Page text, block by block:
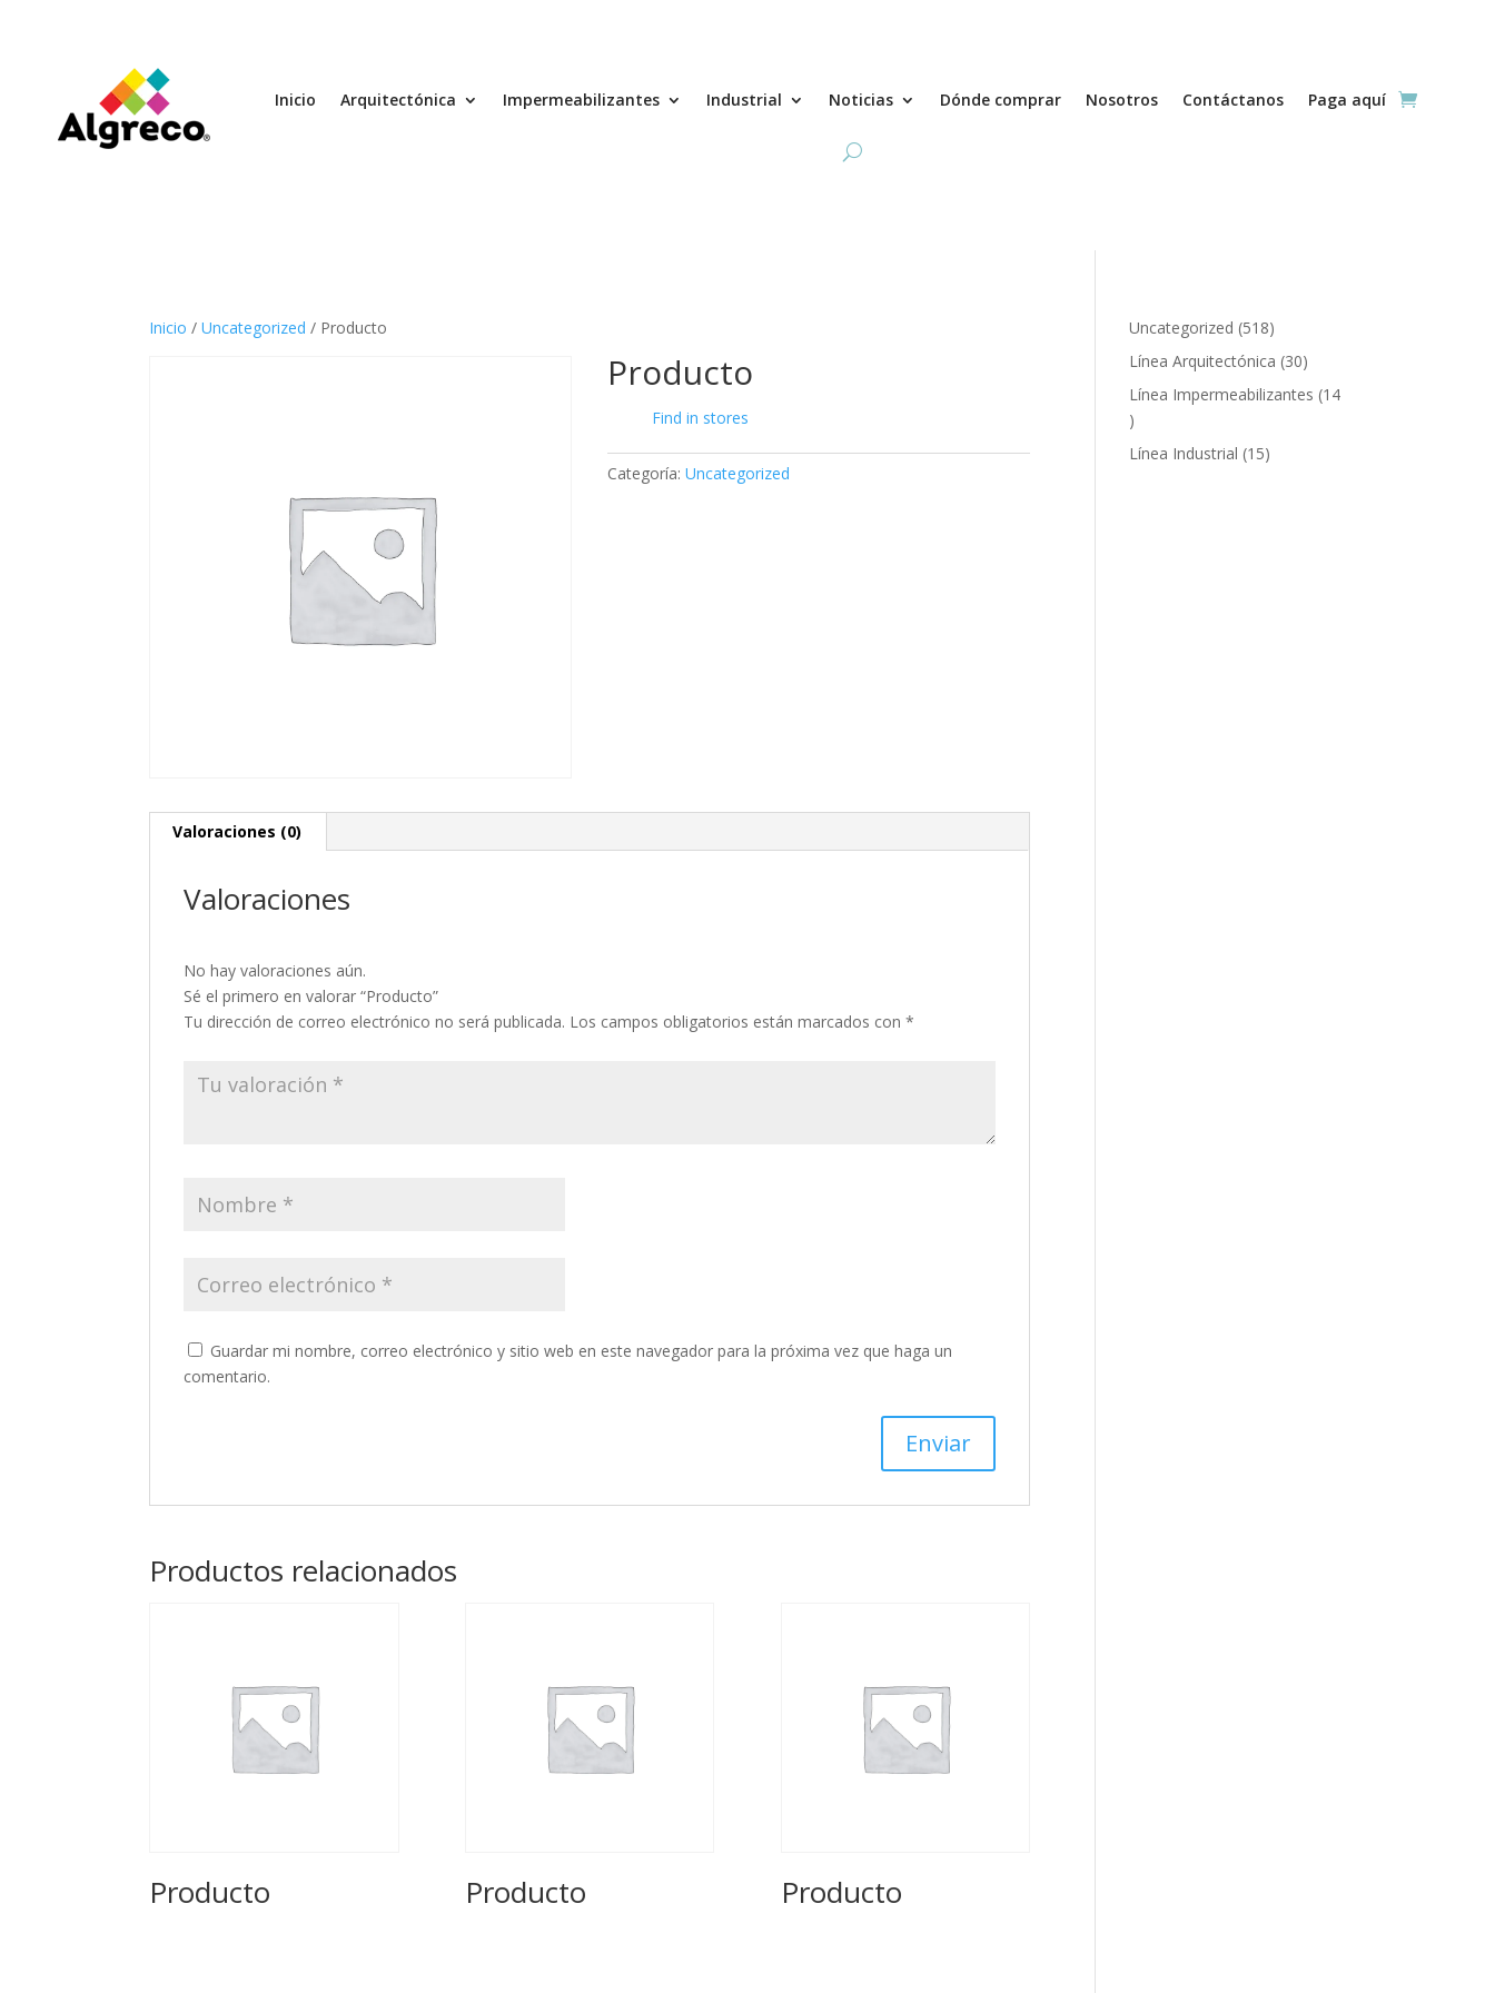
Inicio Arquitectónica Impermeabilizantes Industrial Noticias Dónde comprar Nosotros Contáctanos Paga aquí
Inicio /Uncategorized / Producto
Producto
Find in stores
Categoría:Uncategorized
Valoraciones (0)
Valoraciones
No hay valoraciones aún.
Sé el primero en valorar “Producto”
Tu dirección de correo electrónico no será publicada. Los campos obligatorios están marcados con*
Guardar mi nombre, correo electrónico y sitio web en este navegador para la próxima vez que haga un
comentario.
Productos relacionados
Producto Producto Producto
Uncategorized 518518
productos
Línea Arquitectónica 3030
productos
Línea Impermeabilizantes 14
14
productos
Línea Industrial 1515